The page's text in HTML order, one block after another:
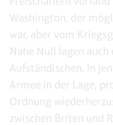
Washington, der
war, aber vom
Nahe Null lagen auch
Aufständischen. In
Armee in der Lage,
Ordnung
zwischen Briten und